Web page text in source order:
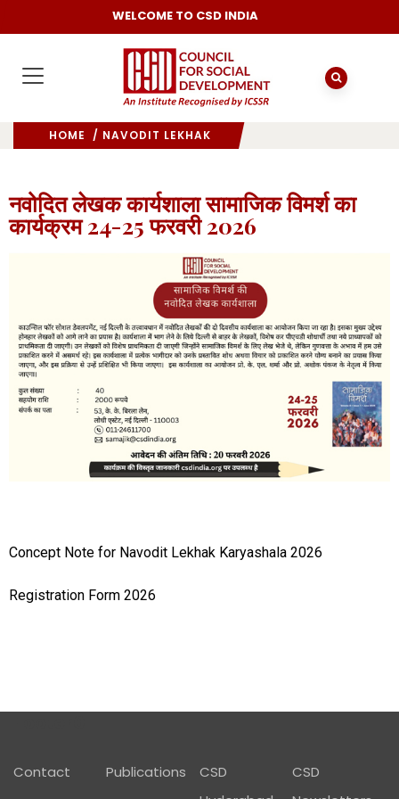
WELCOME TO CSD INDIA
HOME / NAVODIT LEKHAK
नवोदित लेखक कार्यशाला सामाजिक विमर्श का
कार्यक्रम 24-25 फरवरी 2026
Concept Note for Navodit Lekhak Karyashala 2026
Registration Form 2026
Contact
Publications
CSD
CSD